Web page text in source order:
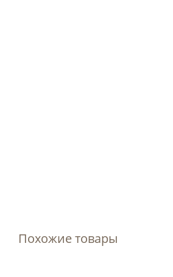
Похожие товары